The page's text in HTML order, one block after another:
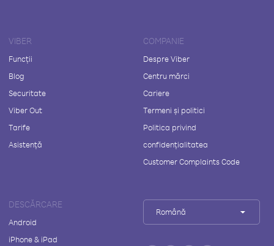
VIBER
Funcții
Blog
Securitate
Viber Out
Tarife
Asistență
COMPANIE
Despre Viber
Centru mărci
Cariere
Termeni și politici
Politica privind
confidențialitatea
Customer Complaints Code
DESCĂRCARE
Android
iPhone & iPad
Română